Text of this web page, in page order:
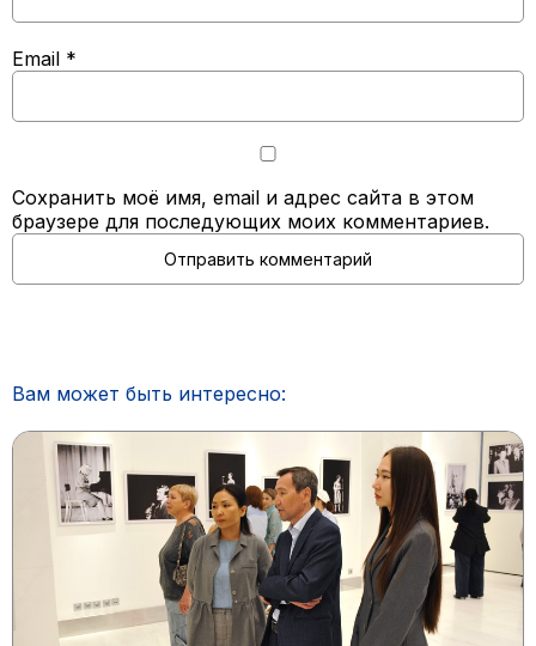
Email *
Сохранить моё имя, email и адрес сайта в этом
браузере для последующих моих комментариев.
Вам может быть интересно: